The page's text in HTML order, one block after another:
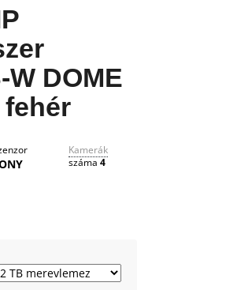
W DOME
fehér
Kamerák
száma 4